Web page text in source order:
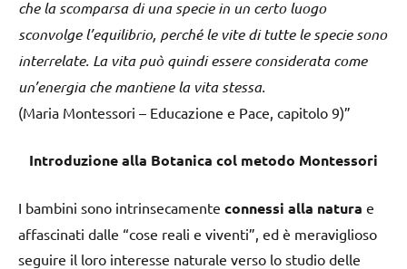
che la scomparsa di una specie in un certo luogo
sconvolge l’equilibrio, perché le vite di tutte le specie sono
interrelate. La vita può quindi essere considerata come
un’energia che mantiene la vita stessa.
(Maria Montessori – Educazione e Pace, capitolo 9)”
Introduzione alla Botanica col metodo Montessori
I bambini sono intrinsecamente connessi alla natura e
affascinati dalle “cose ​​reali e viventi”, ed è meraviglioso
seguire il loro interesse naturale verso lo studio delle